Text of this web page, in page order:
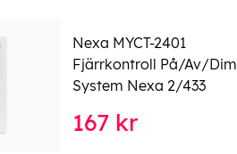
Nexa MYCT-2401
Fjärrkontroll På/Av/Dim
System Nexa 2/433
167 kr